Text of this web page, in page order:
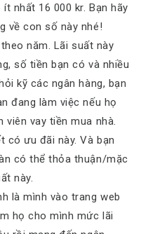
nhất 16 000 kr. Bạn hãy
về con số này nhé!
năm. Lãi suất này
số tiền bạn có và nhiều
kỹ các ngân hàng, bạn
đang làm việc nếu họ
vay tiền mua nhà.
có ưu đãi này. Và bạn
có thể thỏa thuận/mặc
này.
là mình vào trang web
họ cho mình mức lãi